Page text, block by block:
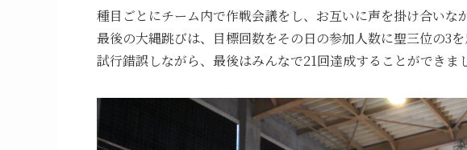
種目ごとにチーム内で作戦会議をし、お互いに声を掛け合いな
最後の大縄跳びは、目標回数をその日の参加人数に聖三位の3
試行錯誤しながら、最後はみんなで21回達成することができま